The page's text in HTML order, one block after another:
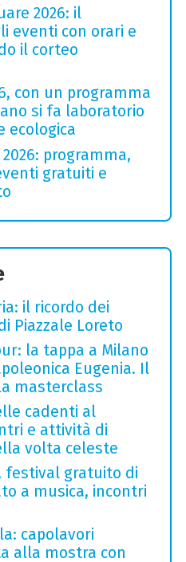
2026: il
eventi con orari e
il corteo
con un programma
si fa laboratorio
ecologica
programma,
gratuiti e
il ricordo dei
Piazzale Loreto
la tappa a Milano
Eugenia. Il
masterclass
cadenti al
e attività di
volta celeste
festival gratuito di
a musica, incontri
capolavori
alla mostra con